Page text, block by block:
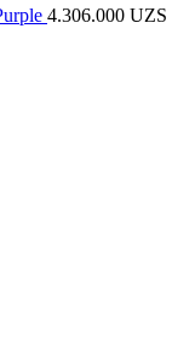
4.306.000 UZS